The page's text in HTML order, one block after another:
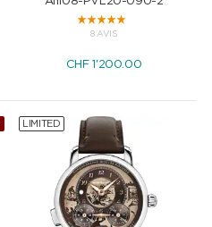
8 AVIS
CHF1'200.00
LIMITED